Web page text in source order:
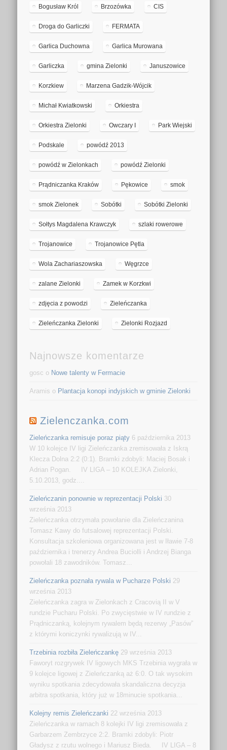
Bogusław Król Brzozówka CIS
Droga do Garliczki FERMATA
Garlica Duchowna Garlica Murowana
Garliczka gmina Zielonki Januszowice
Korzkiew Marzena Gadzik-Wójcik
Michał Kwiatkowski Orkiestra
Orkiestra Zielonki Owczary I Park Wiejski
Podskale powódź 2013
powódź w Zielonkach powódź Zielonki
Prądniczanka Kraków Pękowice smok
smok Zielonek Sobótki Sobótki Zielonki
Sołtys Magdalena Krawczyk szlaki rowerowe
Trojanowice Trojanowice Pętla
Wola Zachariaszowska Węgrzce
zalane Zielonki Zamek w Korzkwi
zdjęcia z powodzi Zieleńczanka
Zieleńczanka Zielonki Zielonki Rozjazd
Najnowsze komentarze
gosc o Nowe talenty w Fermacie
Aramis o Plantacja konopi indyjskich w gminie Zielonki
Zielenczanka.com
Zieleńczanka remisuje poraz piąty 6 października 2013
W 10 kolejce IV ligi Zieleńczanka zremisowała z Iskrą
Klecza Dolna 2:2 (0:1). Bramki zdobyli: Maciej Bosak i
Adrian Pogan. IV LIGA – 10 KOLEJKA Zielonki,
5.10.2013, godz....
Zieleńczanin ponownie w reprezentacji Polski 30
września 2013
Zieleńczanka otrzymała powołanie dla Zieleńczanina
Tomasz Kawy do futsalowej reprezentacji Polski.
Konsultacja szkoleniowa organizowana jest w Iławie 7-8
października i trenerzy Andrea Buciolli i Andrzej Bianga
powołali 18 zawodników. Tomasz...
Zieleńczanka poznała rywala w Pucharze Polski 29
września 2013
Zieleńczanka zagra w Zielonkach z Cracovią II w V
rundzie Pucharu Polski. Po zwycięstwie w IV rundzie z
Prądniczanką, kolejnym rywalem będą rezerwy „Pasów”
z którymi koniczynki rywalizują w IV...
Trzebinia rozbiła Zieleńczankę 29 września 2013
Faworyt rozgrywek IV ligowych MKS Trzebinia wygrała w
9 kolejce ligowej z Zieleńczanką aż 6:0. O tak wysokim
wyniku spotkania zdecydowała skandaliczna decyzja
arbitra spotkania, który już w 18minucie spotkania...
Kolejny remis Zieleńczanki 22 września 2013
Zieleńczanka w ramach 8 kolejki IV ligi zremisowała z
Garbarzem Zembrzyce 2:2. Bramki zdobyli: Piotr
Gładysz z rzutu wolnego i Mariusz Bieda. IV LIGA – 8